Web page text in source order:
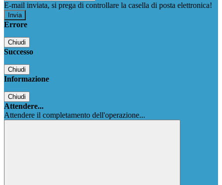
E-mail inviata, si prega di controllare la casella di posta elettronica!
Errore
Chiudi
Successo
Chiudi
Informazione
Chiudi
Attendere...
Attendere il completamento dell'operazione...